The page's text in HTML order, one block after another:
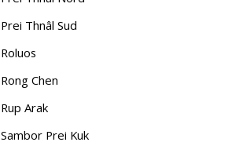
Prei Thnâl Sud
Roluos
Rong Chen
Rup Arak
Sambor Prei Kuk